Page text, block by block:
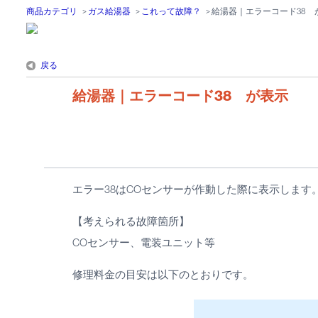
商品カテゴリ > ガス給湯器 > これって故障？ >給湯器｜エラーコード38
戻る
給湯器｜エラーコード38 が表示
エラー38はCOセンサーが作動した際に表示します。
【考えられる故障箇所】
COセンサー、電装ユニット等
修理料金の目安は以下のとおりです。